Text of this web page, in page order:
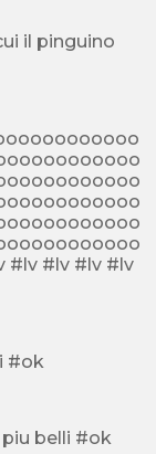
il pinguino
#ok
bellissimo ...è uno dei giochi piu belli #ok